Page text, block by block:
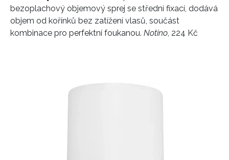
bezoplachový objemový sprej se střední fixací, dodává
objem od kořínků bez zatížení vlasů, součást
kombinace pro perfektní foukanou. Notino, 224 Kč